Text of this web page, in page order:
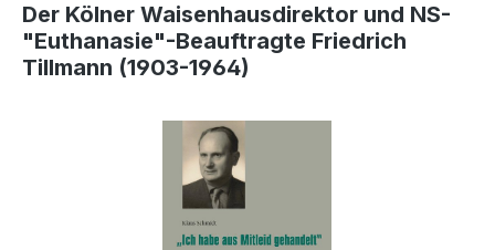
Der Kölner Waisenhausdirektor und NS-
"Euthanasie"-Beauftragte Friedrich
Tillmann (1903-1964)
Bildergalerie überspringen